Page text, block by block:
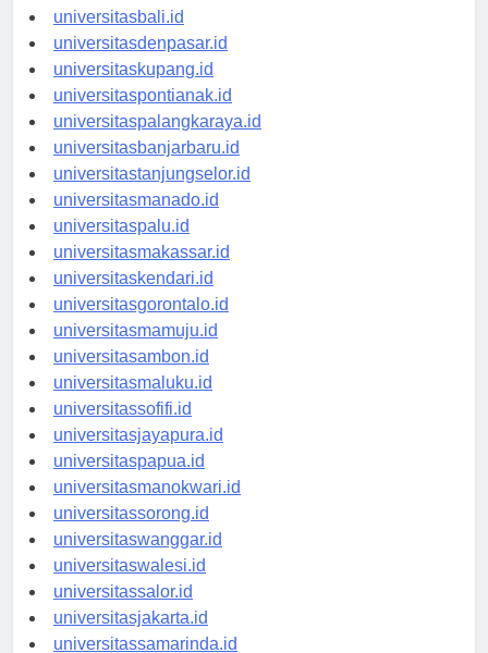
universitasbanten.id
universitasbali.id
universitasdenpasar.id
universitaskupang.id
universitaspontianak.id
universitaspalangkaraya.id
universitasbanjarbaru.id
universitastanjungselor.id
universitasmanado.id
universitaspalu.id
universitasmakassar.id
universitaskendari.id
universitasgorontalo.id
universitasmamuju.id
universitasambon.id
universitasmaluku.id
universitassofifi.id
universitasjayapura.id
universitaspapua.id
universitasmanokwari.id
universitassorong.id
universitaswanggar.id
universitaswalesi.id
universitassalor.id
universitasjakarta.id